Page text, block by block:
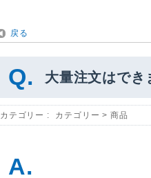
戻る
大量注文はでき
カテゴリー : カテゴリー > 商品